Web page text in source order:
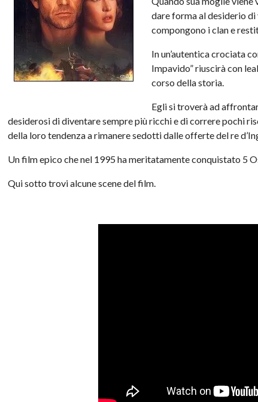
dare forma al desiderio
compongono i clan e
In un’autentica crociata
Impavido” riuscirà con
corso della storia.
Egli si troverà ad
desiderosi di diventare sempre più ricchi e di correre pochi
della loro tendenza a rimanere sedotti dalle offerte del re
Un film epico che nel 1995 ha meritatamente conquistato 5
Qui sotto trovi alcune scene del film.